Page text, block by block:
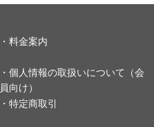
・料金案内
・個人情報の取扱いについて（会
員向け）
・特定商取引